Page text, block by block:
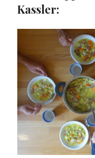
Kassler: